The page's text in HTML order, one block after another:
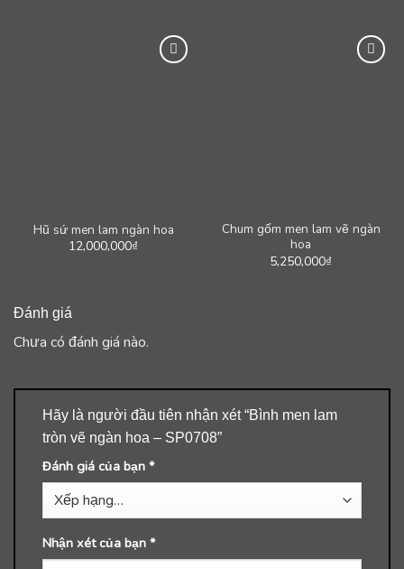
Hũ sứ men lam ngàn hoa
12,000,000₫
Chum gốm men lam vẽ ngàn
hoa
5,250,000₫
Đánh giá
Chưa có đánh giá nào.
Hãy là người đầu tiên nhận xét “Bình men lam
tròn vẽ ngàn hoa – SP0708”
Đánh giá của bạn *
Nhận xét của bạn *